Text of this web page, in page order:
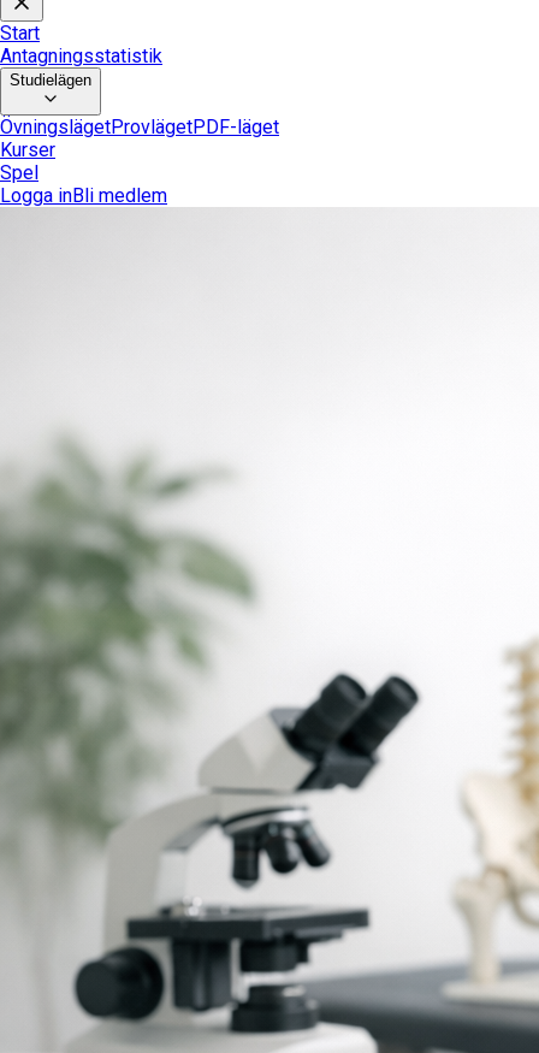
Start
Antagningsstatistik
Studielägen
ÖvningslägetProvlägetPDF-läget
Kurser
Spel
Logga inBli medlem